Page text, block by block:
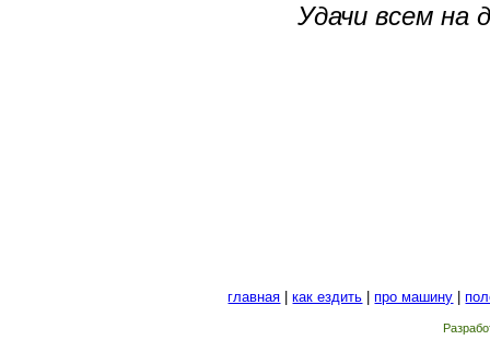
Удачи всем на
главная |как ездить |про машину |